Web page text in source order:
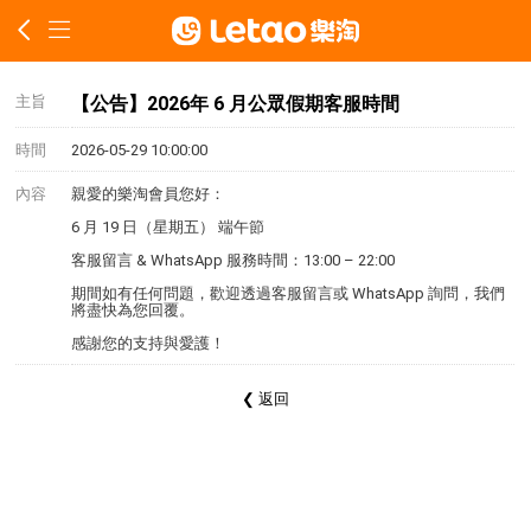
主旨 【公告】2026年 6 月公眾假期客服時間
時間 2026-05-29 10:00:00
內容
親愛的樂淘會員您好：
6 月 19 日（星期五） 端午節
客服留言 & WhatsApp 服務時間：13:00 – 22:00
期間如有任何問題，歡迎透過客服留言或 WhatsApp 詢問，我們
將盡快為您回覆。
感謝您的支持與愛護！
❮ 返回